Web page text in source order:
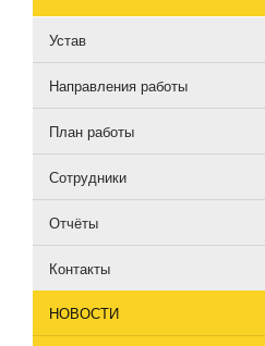
Устав
Направления работы
План работы
Сотрудники
Отчёты
Контакты
НОВОСТИ